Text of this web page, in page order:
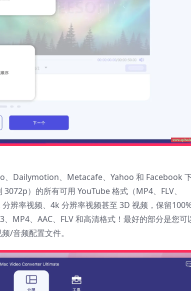
、Dailymotion、Metacafe、Yahoo 和 Facebook
）的所有可用 YouTube 格式（MP4、FLV、
辨率视频、4k 分辨率视频甚至 3D 视频，保留
MP4、AAC、FLV 和高清格式！最好的部分是您可
/音频配置文件。